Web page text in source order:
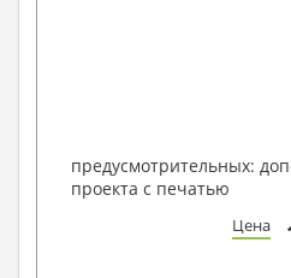
предусмотрительных:
проекта с печатью
Цена